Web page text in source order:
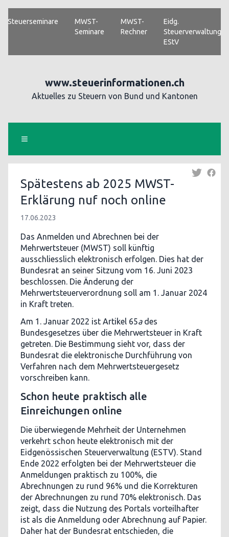
Steuerseminare
MWST-
Seminare
MWST-
Rechner
Eidg.
Steuerverwaltung
EStV
www.steuerinformationen.ch
Aktuelles zu Steuern von Bund und Kantonen
Spätestens ab 2025 MWST-
Erklärung nuf noch online
17.06.2023
Das Anmelden und Abrechnen bei der
Mehrwertsteuer (MWST) soll künftig
ausschliesslich elektronisch erfolgen. Dies hat der
Bundesrat an seiner Sitzung vom 16. Juni 2023
beschlossen. Die Änderung der
Mehrwertsteuerverordnung soll am 1. Januar 2024
in Kraft treten.
Am 1. Januar 2022 ist Artikel 65ades
Bundesgesetzes über die Mehrwertsteuer in Kraft
getreten. Die Bestimmung sieht vor, dass der
Bundesrat die elektronische Durchführung von
Verfahren nach dem Mehrwertsteuergesetz
vorschreiben kann.
Schon heute praktisch alle
Einreichungen online
Die überwiegende Mehrheit der Unternehmen
verkehrt schon heute elektronisch mit der
Eidgenössischen Steuerverwaltung (ESTV). Stand
Ende 2022 erfolgten bei der Mehrwertsteuer die
Anmeldungen praktisch zu 100%, die
Abrechnungen zu rund 96% und die Korrekturen
der Abrechnungen zu rund 70% elektronisch. Das
zeigt, dass die Nutzung des Portals vorteilhafter
ist als die Anmeldung oder Abrechnung auf Papier.
Daher hat der Bundesrat entschieden, die